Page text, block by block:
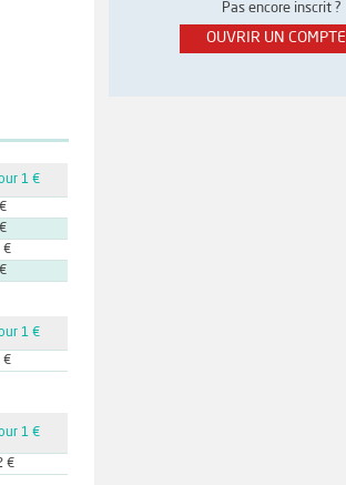
1 €
€
1 €
€
1 €
€
Pas encore inscrit ?
OUVRIR UN COMPTE